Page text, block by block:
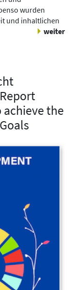
wurden
und inhaltlichen
weiter
achieve the